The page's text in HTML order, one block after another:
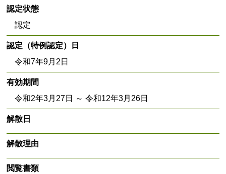
認定状態
認定
認定（特例認定）日
令和7年9月2日
有効期間
令和2年3月27日 ～ 令和12年3月26日
解散日
解散理由
閲覧書類